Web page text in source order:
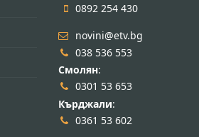
0892 254 430
novini@etv.bg
038 536 553
Смолян:
0301 53 653
Кърджали:
0361 53 602